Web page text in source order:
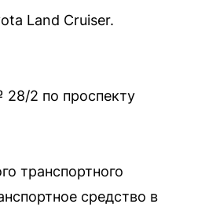
Land Cruiser.
2 по проспекту
транспортного
средство в